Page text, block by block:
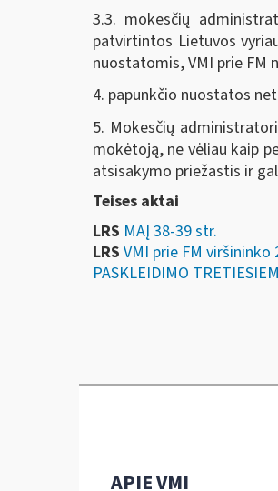
3.3. mokesčių
patvirtintos Lietuvos
nuostatomis, VMI prie FM
4. papunkčio nuostatos
5. Mokesčių
mokėtoją, ne vėliau kaip
atsisakymo priežastis ir
Teises aktai
LRS MAĮ 38-39 str.
LRS VMI prie FM viršininko
PASKLEIDIMO
APIE VMI